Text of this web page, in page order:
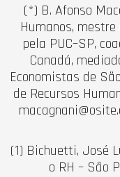
(*) B. Afonso
Humanos,
pela PUC–SP,
Canadá,
Economistas de
de Recursos
(1) Bichuetti, José
o RH – São